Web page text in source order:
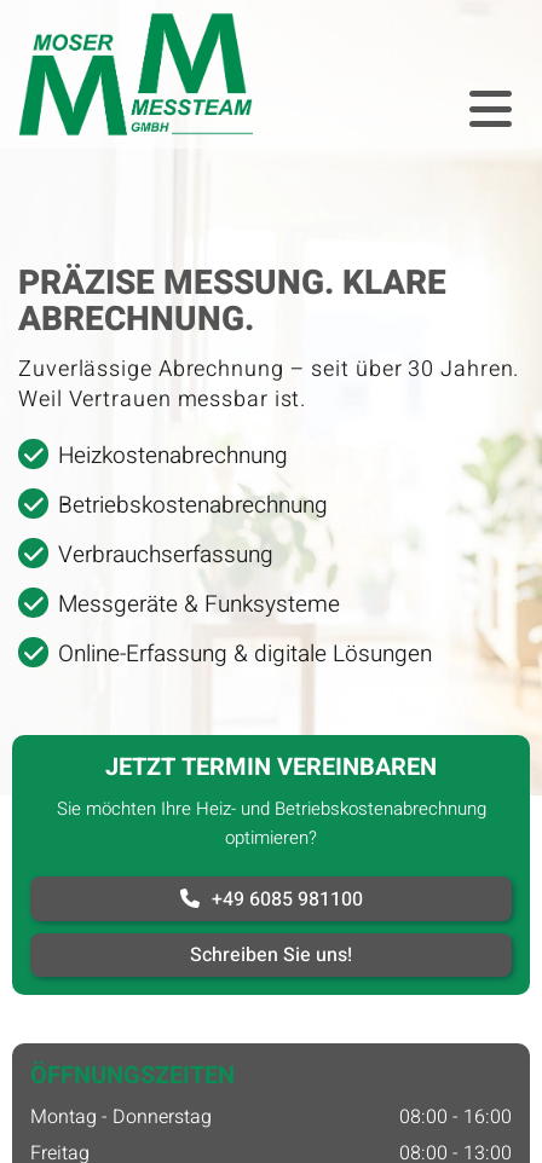
PRÄZISE MESSUNG. KLARE
ABRECHNUNG.
Zuverlässige Abrechnung – seit über 30 Jahren.
Weil Vertrauen messbar ist.
Heizkostenabrechnung
Betriebskostenabrechnung
Verbrauchserfassung
Messgeräte & Funksysteme
Online-Erfassung & digitale Lösungen
JETZT TERMIN VEREINBAREN
Sie möchten Ihre Heiz- und Betriebskostenabrechnung
optimieren?
+49 6085 981100
Schreiben Sie uns!
ÖFFNUNGSZEITEN
Montag - Donnerstag
08:00 - 16:00
Freitag
08:00 - 13:00